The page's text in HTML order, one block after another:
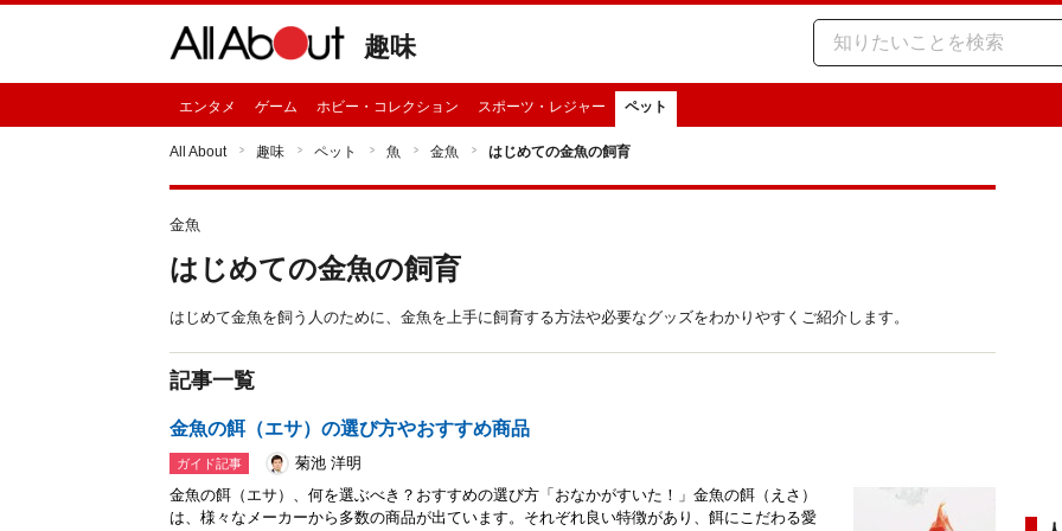
趣味
エンタメ ゲーム ホビー・コレクション スポーツ・レジャー ペット
All About 趣味 ペット 魚 金魚 はじめての金魚の飼育
金魚
はじめての金魚の飼育
はじめて金魚を飼う人のために、金魚を上手に飼育する方法や必要なグッズをわかりやすくご紹介します。
記事一覧
金魚の餌（エサ）の選び方やおすすめ商品
ガイド記事
菊池 洋明
金魚の餌（エサ）、何を選ぶべき？おすすめの選び方「おなかがすいた！」金魚の餌（えさ）
は、様々なメーカーから多数の商品が出ています。それぞれ良い特徴があり、餌にこだわる愛